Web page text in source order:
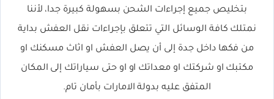
بتخليص جميع إجراءات الشحن بسهولة كبيرة جدا، لأننا
نمتلك كافة الوسائل التي تتعلق بإجراءات نقل العفش بداية
من فكها داخل جدة إلى أن يصل العفش او اثاث مسكنك او
مكتبك او شركتك او معداتك او او حتى سياراتك إلى المكان
المتفق عليه بدولة الامارات بأمان تام.